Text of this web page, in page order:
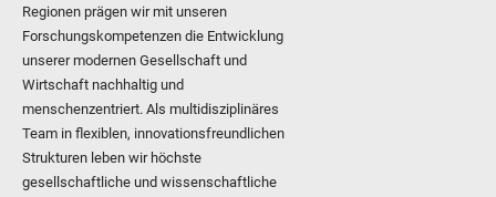
Regionen prägen wir mit unseren
Forschungskompetenzen die Entwicklung
unserer modernen Gesellschaft und
Wirtschaft nachhaltig und
menschenzentriert. Als multidisziplinäres
Team in flexiblen, innovationsfreundlichen
Strukturen leben wir höchste
gesellschaftliche und wissenschaftliche